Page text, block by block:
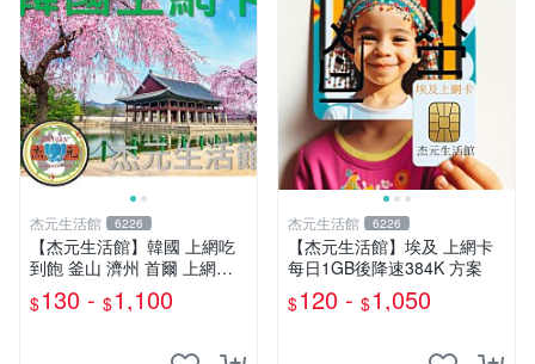
杰元生活館 6226
【杰元生活館】韓國 上網吃
到飽 釜山 濟州 首爾 上網吃
到飽 SKT訊號 可ESIM
$130 - $1,100
杰元生活館 6226
【杰元生活館】埃及 上網卡
每日1GB後降速384K 方案
$120 - $1,050